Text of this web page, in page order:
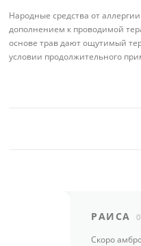
Народные средства от
дополнением к проводимой
основе трав дают ощутимый
условии продолжительного
РАИСА
Скоро